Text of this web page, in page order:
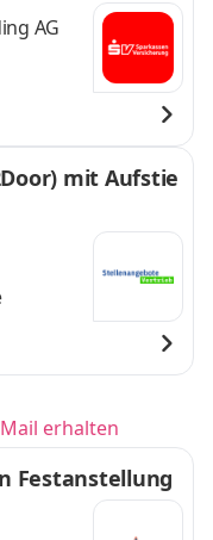
AG
mit Aufstie
erhalten
Festanstellung